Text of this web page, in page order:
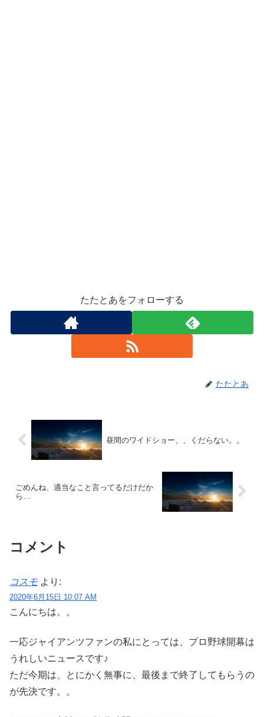
たたとあをフォローする
たたとあ
昼間のワイドショー、、くだらない。。
ごめんね、適当なこと言ってるだけだか
ら…
コメント
コスモ より:
2020年6月15日 10:07 AM
こんにちは。。
一応ジャイアンツファンの私にとっては、プロ野球開幕は
うれしいニュースです♪
ただ今期は、とにかく無事に、最後まで終了してもらうの
が先決です。。